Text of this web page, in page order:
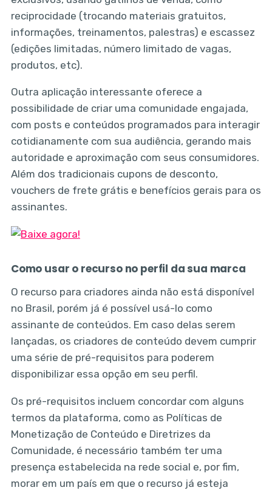
reciprocidade (trocando materiais gratuitos,
informações, treinamentos, palestras) e escassez
(edições limitadas, número limitado de vagas,
produtos, etc).
Outra aplicação interessante oferece a
possibilidade de criar uma comunidade engajada,
com posts e conteúdos programados para interagir
cotidianamente com sua audiência, gerando mais
autoridade e aproximação com seus consumidores.
Além dos tradicionais cupons de desconto,
vouchers de frete grátis e benefícios gerais para os
assinantes.
Como usar o recurso no perfil da sua marca
O recurso para criadores ainda não está disponível
no Brasil, porém já é possível usá-lo como
assinante de conteúdos. Em caso delas serem
lançadas, os criadores de conteúdo devem cumprir
uma série de pré-requisitos para poderem
disponibilizar essa opção em seu perfil.
Os pré-requisitos incluem concordar com alguns
termos da plataforma, como as Políticas de
Monetização de Conteúdo e Diretrizes da
Comunidade, é necessário também ter uma
presença estabelecida na rede social e, por fim,
morar em um país em que o recurso já esteja